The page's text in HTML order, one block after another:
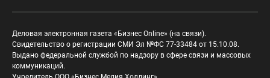
Деловая электронная газета «Бизнес Online» (на связи).
Свидетельство о регистрации СМИ Эл №ФС 77-33484 от 15.10.08.
Выдано федеральной службой по надзору в сфере связи и массовых
коммуникаций.